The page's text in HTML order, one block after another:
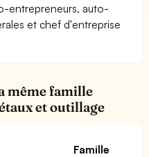
entrepreneurs, auto-
et chef d'entreprise
même famille
et outillage
Famille